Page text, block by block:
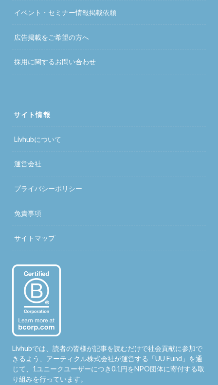
イベント・セミナー情報掲載依頼
広告掲載をご希望の方へ
採用に関するお問い合わせ
サイト情報
Livhubについて
運営会社
プライバシーポリシー
免責事項
サイトマップ
Livhubでは、読者の皆様が記事を読むだけで社会貢献に参加で
きるよう、アーティクル株式会社が運営する「UU Fund 」を通
じて、1ユニークユーザーにつき0.1円をNPO団体に寄付する取
り組みを行っています。